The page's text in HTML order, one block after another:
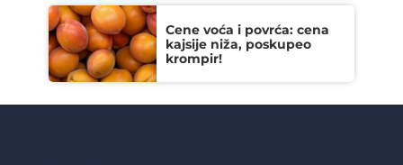
Cene voća i povrća: cena
kajsije niža, poskupeo
krompir!